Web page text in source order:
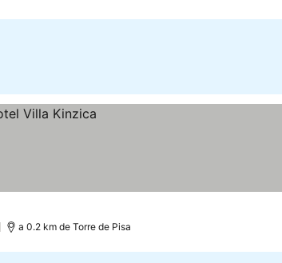
a 0.2 km de Torre de Pisa